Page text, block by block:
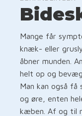
Mange får
knæk- eller
åbner munden.
helt op og
Man kan også
og øre, enten
kæben. Af og til